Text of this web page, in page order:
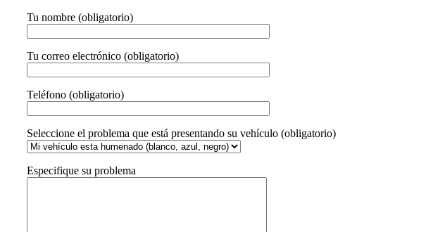
Tu nombre (obligatorio)
Tu correo electrónico (obligatorio)
Teléfono (obligatorio)
Seleccione el problema que está presentando su vehículo (obligatorio)
Especifique su problema